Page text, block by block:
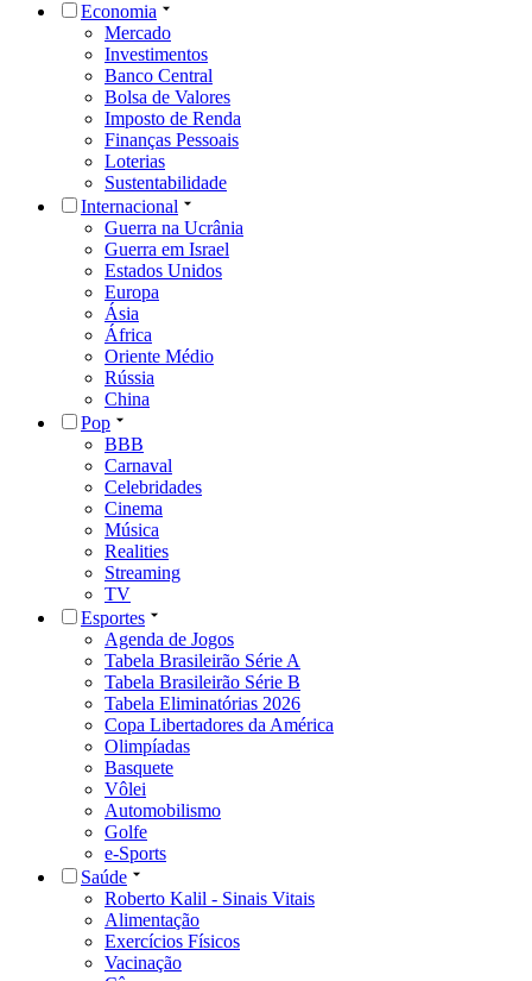
Economia
Mercado
Investimentos
Banco Central
Bolsa de Valores
Imposto de Renda
Finanças Pessoais
Loterias
Sustentabilidade
Internacional
Guerra na Ucrânia
Guerra em Israel
Estados Unidos
Europa
Ásia
África
Oriente Médio
Rússia
China
Pop
BBB
Carnaval
Celebridades
Cinema
Música
Realities
Streaming
TV
Esportes
Agenda de Jogos
Tabela Brasileirão Série A
Tabela Brasileirão Série B
Tabela Eliminatórias 2026
Copa Libertadores da América
Olimpíadas
Basquete
Vôlei
Automobilismo
Golfe
e-Sports
Saúde
Roberto Kalil - Sinais Vitais
Alimentação
Exercícios Físicos
Vacinação